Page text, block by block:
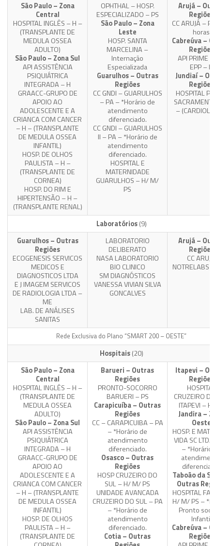
São Paulo – Zona
Central
HOSPITAL INGLÊS – H –
(TRANSPLANTE DE
MEDULA OSSEA
ADULTO)
São Paulo – Zona Sul
API ASSISTÊNCIA
PSIQUIÁTRICA
INTEGRADA – H
GRAACC-GRUPO DE
APOIO AO
ADOLESCENTE E A
CRIANCA COM CANCER
– H – (TRANSPLANTE
DE MEDULA OSSEA
INFANTIL)
HOSP. DE OLHOS
PAULISTA – H –
(TRANSPLANTE DE
CORNEA)
HOSP. DO RIM E
HIPERTENSÃO – H –
(TRANSPLANTE RENAL)
OPHTHAL – HOSP.
ESPECIALIZADO – PS
São Paulo – Zona
Leste
HOSP. SANTA
MARCELINA –
Internação
Especializada
Guarulhos – Outras
Regiões
CC GNDI – GUARULHOS
– PA – *Horário de
atendimento
diferenciado.
CC GNDI – GUARULHOS
II – PA – *Horário de
atendimento
diferenciado.
HOSPITAL E
MATERNIDADE
GUARULHOS – H/ M/
PS
Arujá –
Regiões
CC ARUJÁ –
horas
Cabreúva –
Regiões
API PRIME
EPP – H
Jundiaí –
Regiões
HOSPITAL
–
Laboratórios(9)
Guarulhos – Outras
Regiões
ECOGENESIS SERVICOS
MEDICOS E
DIAGNOSTICOS LTDA
E J IMAGEM SERVICOS
DE RADIOLOGIA LTDA –
ME
LAB. DE ANÁLISES
SANITAS
LABORATORIO
DELIBERATO
NASA LABORATORIO
BIO CLINICO
SM DIAGNÓSTICOS
VANESSA VIVIAN SILVA
GONCALVES
Arujá –
Regiões
CC ARUJA
NOTRELABS
Rede Exclusiva do Plano “SMART 200 – OESTE”
Hospitais(20)
São Paulo – Zona
Central
HOSPITAL INGLÊS – H –
(TRANSPLANTE DE
MEDULA OSSEA
ADULTO)
São Paulo – Zona Sul
API ASSISTÊNCIA
PSIQUIÁTRICA
INTEGRADA – H
GRAACC-GRUPO DE
APOIO AO
ADOLESCENTE E A
CRIANCA COM CANCER
– H – (TRANSPLANTE
DE MEDULA OSSEA
INFANTIL)
HOSP. DE OLHOS
PAULISTA – H –
(TRANSPLANTE DE
Barueri – Outras
Regiões
PRONTO-SOCORRO
BARUERI – PS
Carapicuíba – Outras
Regiões
CC – CARAPICUIBA – PA
– *Horário de
atendimento
diferenciado.
Osasco – Outras
Regiões
HOSP CRUZEIRO DO
SUL – H/ M/ PS
UNIDADE AVANCADA
CRUZEIRO DO SUL – PA
– *Horário de
atendimento
diferenciado.
Cotia – Outras
Itapevi –
Regiões
HOSPITAL
CRUZEIRO
ITAPEVI – H/
Jandira –
Oeste
HOSP. E MAT.
VIDA SC LTDA
– *Horário
Taboão da
Outras
HOSPITAL
H/ M/ PS –
Pronto
Infantil
Cabreúva –
Regiões